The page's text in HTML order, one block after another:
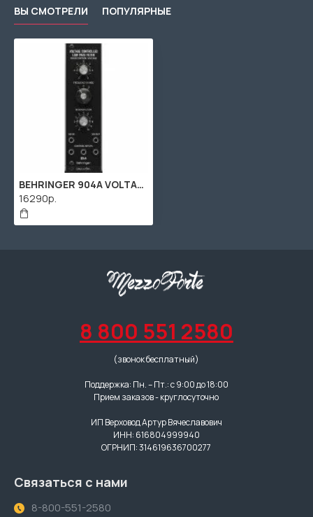
ВЫ СМОТРЕЛИ ПОПУЛЯРНЫЕ
BEHRINGER 904A VOLTAGE CONTROLLED LOW PASS FILTER модуль аналогового VCF Low pass фильтра, формат Eurorack
16290р.
8 800 551 2580
(звонок бесплатный)
Поддержка: Пн. – Пт.: с 9:00 до 18:00
Прием заказов - круглосуточно
ИП Верховод Артур Вячеславович
ИНН: 616804999940
ОГРНИП: 314619636700277
Связаться с нами
8-800-551-2580